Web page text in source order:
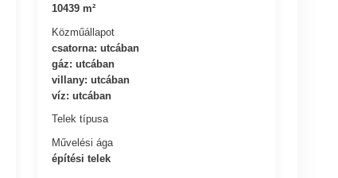
10439 m²
Közműállapot
csatorna: utcában
gáz: utcában
villany: utcában
víz: utcában
Telek típusa
Művelési ága
építési telek